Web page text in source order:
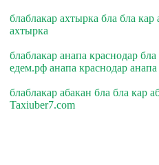
блаблакар ахтырка бла бла
ахтырка
блаблакар анапа краснодар
едем.рф анапа краснодар
блаблакар абакан бла бла кар
Taxiuber7.com